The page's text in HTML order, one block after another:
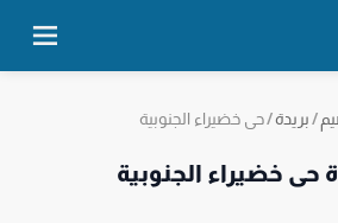
/بريدة/حي خضيراء الجنوبية
حي خضيراء الجنوبية